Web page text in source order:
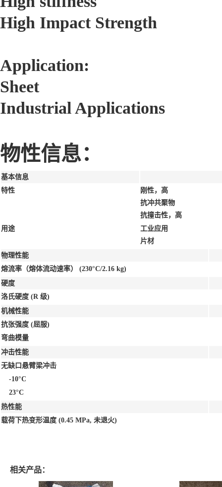
High Impact Strength
Application:
Sheet
Industrial Applications
物性信息：
基本信息
特性
刚性，高
抗冲共聚物
抗撞击性，高
用途
工业应用
片材
物理性能
熔流率（熔体流动速率） (230°C/2.16 kg)
硬度
洛氏硬度 (R 级)
机械性能
抗张强度 (屈服)
弯曲模量
冲击性能
无缺口悬臂梁冲击
-10°C
23°C
热性能
载荷下热变形温度 (0.45 MPa, 未退火)
相关产品：